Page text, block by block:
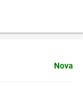
Nova